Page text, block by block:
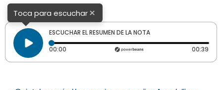
Toca para escuchar×
ESCUCHAR EL RESUMEN DE LA NOTA
00:00 Tiempo transcurrido: 0 segundos 00:39